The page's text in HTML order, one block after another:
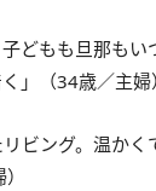
どもも旦那も
」（34歳／主婦）
ビング。温か